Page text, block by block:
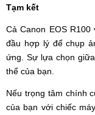
Tạm kết
Cả Canon EOS
đầu hợp lý để chụp
ứng. Sự lựa chọn
thể của bạn.
Nếu trọng tâm chính
của bạn với chiếc